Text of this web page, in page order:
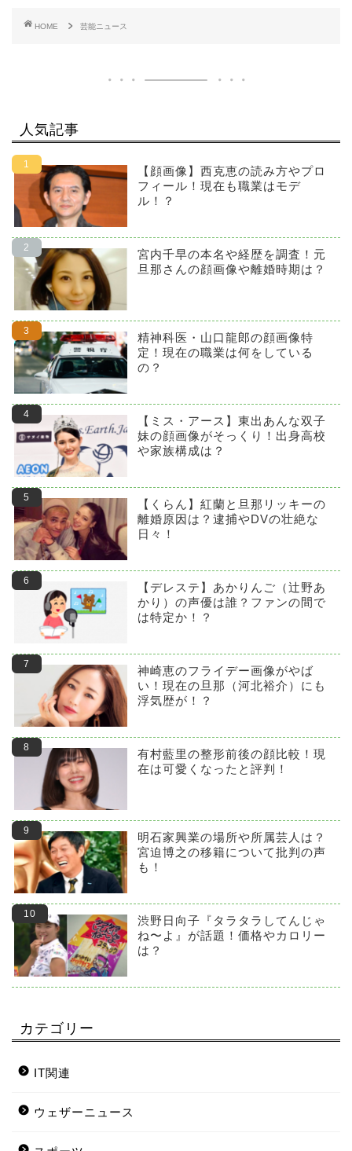
HOME 芸能ニュース
人気記事
【顔画像】西克恵の読み方やプロ
フィール！現在も職業はモデ
ル！？
宮内千早の本名や経歴を調査！元
旦那さんの顔画像や離婚時期は？
精神科医・山口龍郎の顔画像特
定！現在の職業は何をしている
の？
【ミス・アース】東出あんな双子
妹の顔画像がそっくり！出身高校
や家族構成は？
【くらん】紅蘭と旦那リッキーの
離婚原因は？逮捕やDVの壮絶な
日々！
【デレステ】あかりんご（辻野あ
かり）の声優は誰？ファンの間で
は特定か！？
神崎恵のフライデー画像がやば
い！現在の旦那（河北裕介）にも
浮気歴が！？
有村藍里の整形前後の顔比較！現
在は可愛くなったと評判！
明石家興業の場所や所属芸人は？
宮迫博之の移籍について批判の声
も！
渋野日向子『タラタラしてんじゃ
ね〜よ』が話題！価格やカロリー
は？
カテゴリー
IT関連
ウェザーニュース